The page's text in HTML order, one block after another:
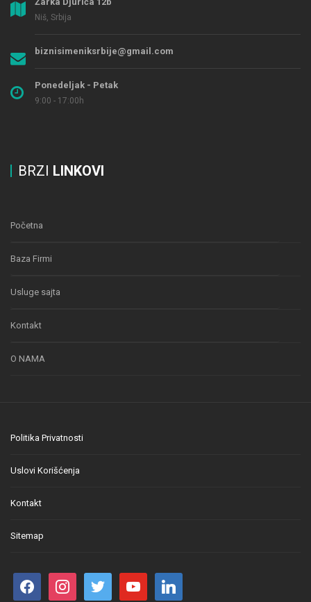
Niš, Srbija
biznisimeniksrbije@gmail.com
Ponedeljak - Petak
9:00 - 17:00h
BRZI LINKOVI
Početna
Baza Firmi
Usluge sajta
Kontakt
O NAMA
Politika Privatnosti
Uslovi Korišćenja
Kontakt
Sitemap